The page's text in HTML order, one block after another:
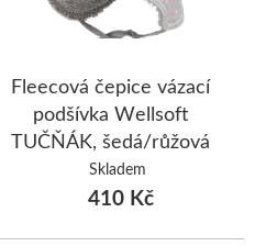
Fleecová čepice vázací
podšívka Wellsoft
TUČŇÁK, šedá/růžová
Skladem
410 Kč